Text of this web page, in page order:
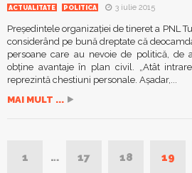
ACTUALITATE POLITICA 3 iulie 2015
Preşedintele organizaţiei de tineret a PNL
considerând pe bună dreptate că
persoane care au nevoie de politică, de
obţine avantaje în plan civil. „Atât
reprezintă chestiuni personale. Aşadar,...
MAI MULT ...
1 … 17 18 19